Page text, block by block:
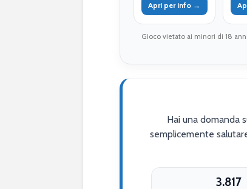
Apri per info →
Gioco vietato ai minori di 18
Hai una domanda
semplicemente
3.817